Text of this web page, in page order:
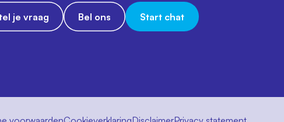
je vraag Bel ons Start chat